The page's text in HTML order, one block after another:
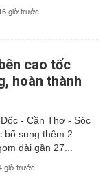
giờ trước
cao tốc
hoàn thành
- Cần Thơ - Sóc
bổ sung thêm 2
dài gần 27...
giờ trước